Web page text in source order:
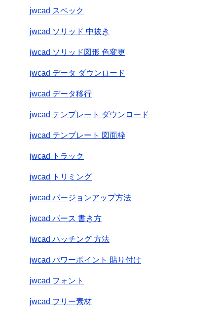
jwcad スペック
jwcad ソリッド 中抜き
jwcad ソリッド図形 色変更
jwcad データ ダウンロード
jwcad データ移行
jwcad テンプレート ダウンロード
jwcad テンプレート 図面枠
jwcad トラック
jwcad トリミング
jwcad バージョンアップ方法
jwcad パース 書き方
jwcad ハッチング 方法
jwcad パワーポイント 貼り付け
jwcad フォント
jwcad フリー素材